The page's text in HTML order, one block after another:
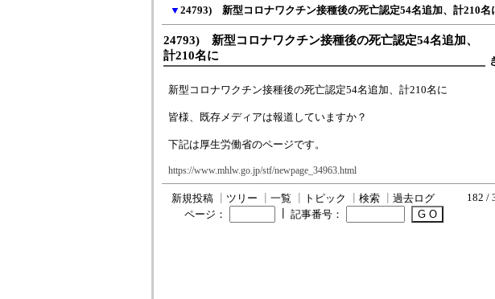
▼ 24793) 新型コロナワクチン接種後の死亡認定54名追加、計210名
24793) 新型コロナワクチン接種後の死亡認定54名追加、
計210名に
新型コロナワクチン接種後の死亡認定54名追加、計210名に
皆様、既存メディアは報道していますか？
下記は厚生労働省のページです。
https://www.mhlw.go.jp/stf/newpage_34963.html
新規投稿 ツリー 一覧 トピック 検索 過去ログ 182 /
ページ：
記事番号：